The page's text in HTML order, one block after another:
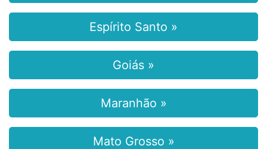
Espírito Santo »
Goiás »
Maranhão »
Mato Grosso »